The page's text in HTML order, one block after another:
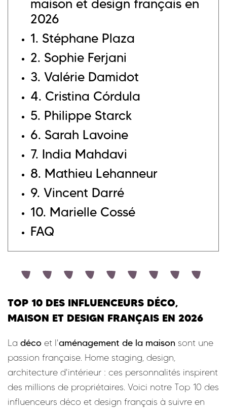
maison et design français en
2026
1. Stéphane Plaza
2. Sophie Ferjani
3. Valérie Damidot
4. Cristina Córdula
5. Philippe Starck
6. Sarah Lavoine
7. India Mahdavi
8. Mathieu Lehanneur
9. Vincent Darré
10. Marielle Cossé
FAQ
TOP 10 DES INFLUENCEURS DÉCO,
MAISON ET DESIGN FRANÇAIS EN 2026
La déco et l'aménagement de la maison sont une
passion française. Home staging, design,
architecture d'intérieur : ces personnalités inspirent
des millions de propriétaires. Voici notre Top 10 des
influenceurs déco et design français à suivre en